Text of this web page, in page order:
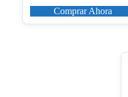
Comprar Ahora